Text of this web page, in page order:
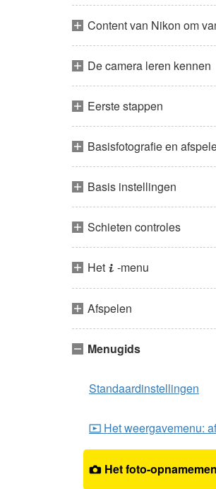
Content van Nikon om
De camera leren kennen
Eerste stappen
Basisfotografie en
Basis instellingen
Schieten controles
Het i -menu
Afspelen
Menugids
Standaardinstellingen
D Het weergavemenu:
C Het foto-